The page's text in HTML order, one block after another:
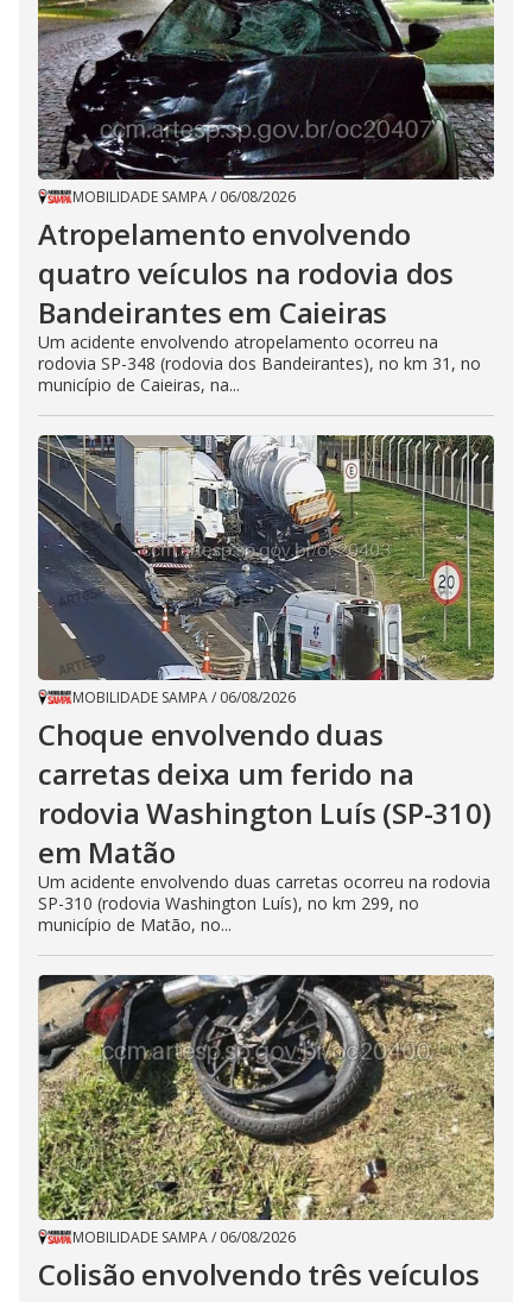
MOBILIDADE SAMPA/ 06/08/2026
Atropelamento envolvendo
quatro veículos na rodovia dos
Bandeirantes em Caieiras
Um acidente envolvendo atropelamento ocorreu na
rodovia SP-348 (rodovia dos Bandeirantes), no km 31, no
município de Caieiras, na...
MOBILIDADE SAMPA/ 06/08/2026
Choque envolvendo duas
carretas deixa um ferido na
rodovia Washington Luís (SP-310)
em Matão
Um acidente envolvendo duas carretas ocorreu na rodovia
SP-310 (rodovia Washington Luís), no km 299, no
município de Matão, no...
MOBILIDADE SAMPA/ 06/08/2026
Colisão envolvendo três veículos